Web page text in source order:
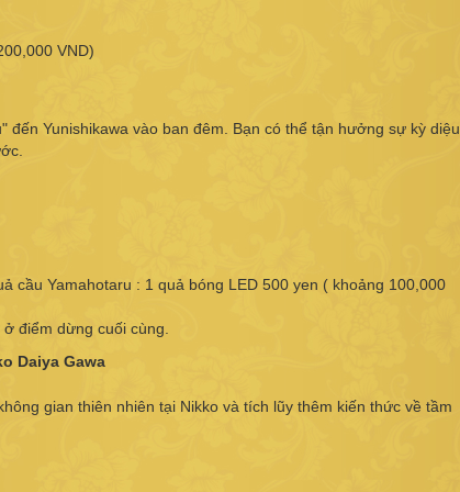
VND)
Yunishikawa vào ban đêm. Bạn có thể tận hưởng sự kỳ diệu
cầu Yamahotaru : 1 quả bóng LED 500 yen ( khoảng 100,000
điểm dừng cuối cùng.
Daiya Gawa
gian thiên nhiên tại Nikko và tích lũy thêm kiến thức về tầm